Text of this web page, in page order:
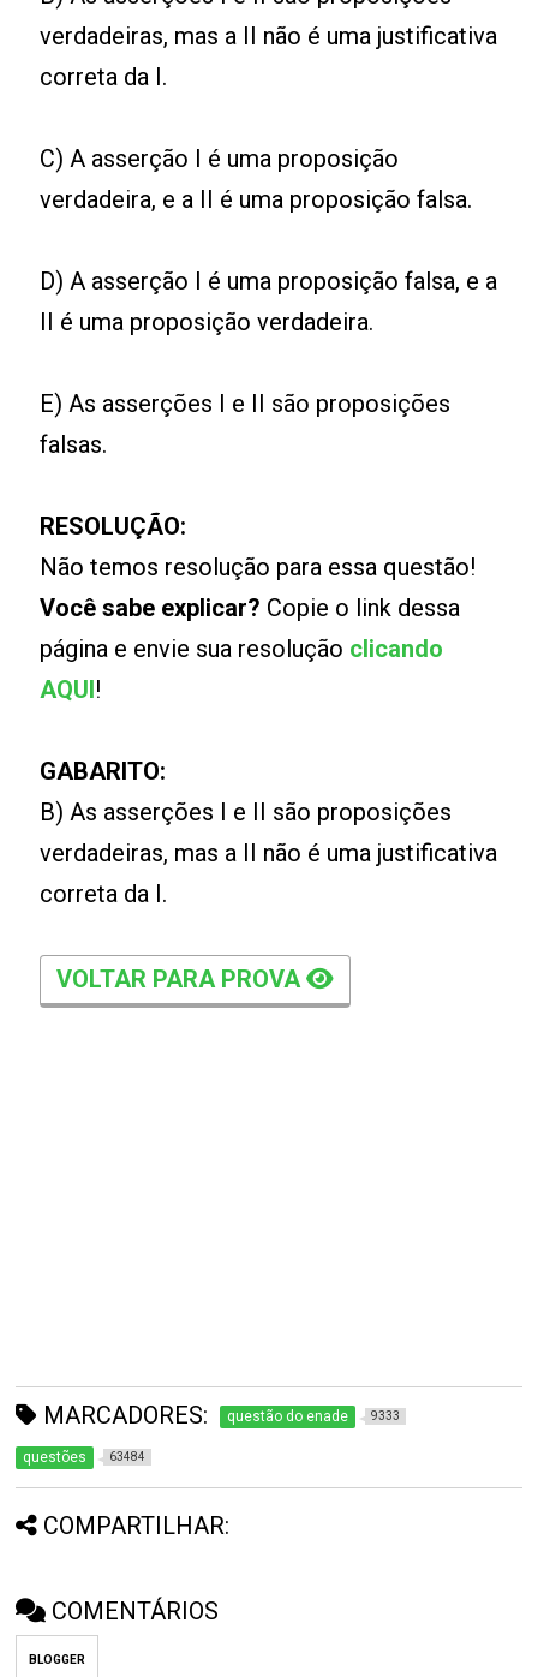
verdadeiras, mas a II não é uma justificativa
correta da I.
C) A asserção I é uma proposição
verdadeira, e a II é uma proposição falsa.
D) A asserção I é uma proposição falsa, e a
II é uma proposição verdadeira.
E) As asserções I e II são proposições
falsas.
RESOLUÇÃO:
Não temos resolução para essa questão!
Você sabe explicar? Copie o link dessa
página e envie sua resolução clicando
AQUI!
GABARITO:
B) As asserções I e II são proposições
verdadeiras, mas a II não é uma justificativa
correta da I.
VOLTAR PARA PROVA
MARCADORES: questão do enade 9333
questões 63484
COMPARTILHAR:
COMENTÁRIOS
BLOGGER